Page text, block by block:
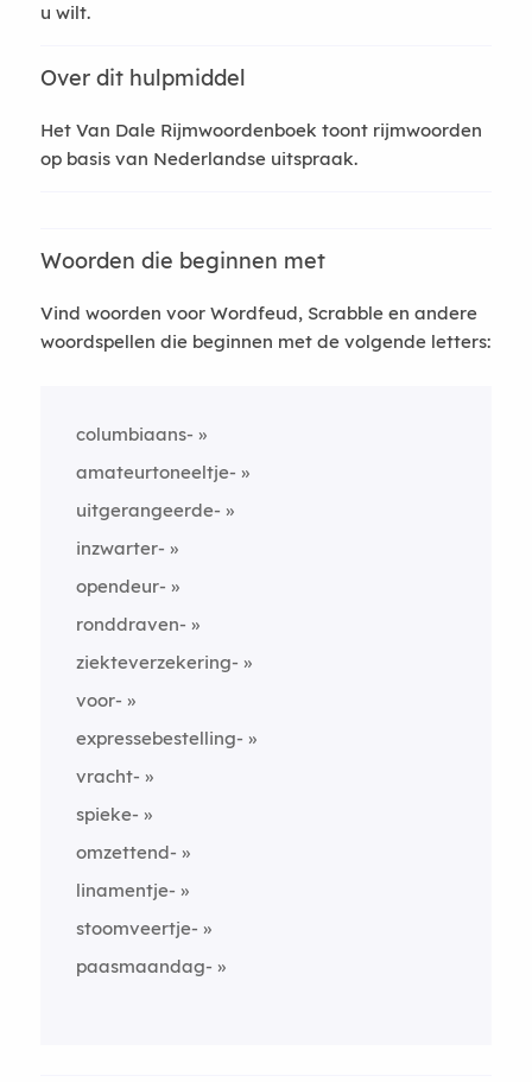
u wilt.
Over dit hulpmiddel
Het Van Dale Rijmwoordenboek toont rijmwoorden
op basis van Nederlandse uitspraak.
Woorden die beginnen met
Vind woorden voor Wordfeud, Scrabble en andere
woordspellen die beginnen met de volgende letters:
columbiaans-
amateurtoneeltje-
uitgerangeerde-
inzwarter-
opendeur-
ronddraven-
ziekteverzekering-
voor-
expressebestelling-
vracht-
spieke-
omzettend-
linamentje-
stoomveertje-
paasmaandag-